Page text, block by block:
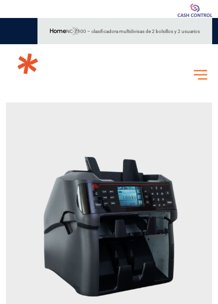
HomeNC-7100 – clasificadora multidivisas de 2 bolsillos y 2 usuarios